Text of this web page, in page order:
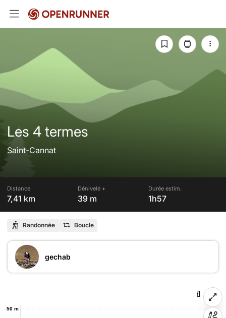
Les 4 termes
Saint-Cannat
Distance
7,41 km
Dénivelé +
39 m
Durée estim.
1h57
Randonnée Boucle
gechab
50 m